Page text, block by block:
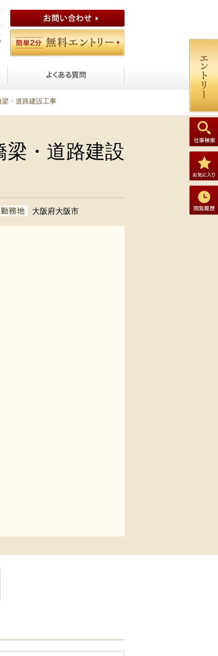
・道路建設工事
梁・道路建設
大阪府大阪市